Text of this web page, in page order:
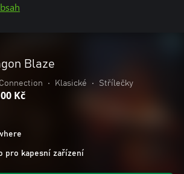
Blaze
• Klasické • Střílečky
Kč
pro kapesní zařízení